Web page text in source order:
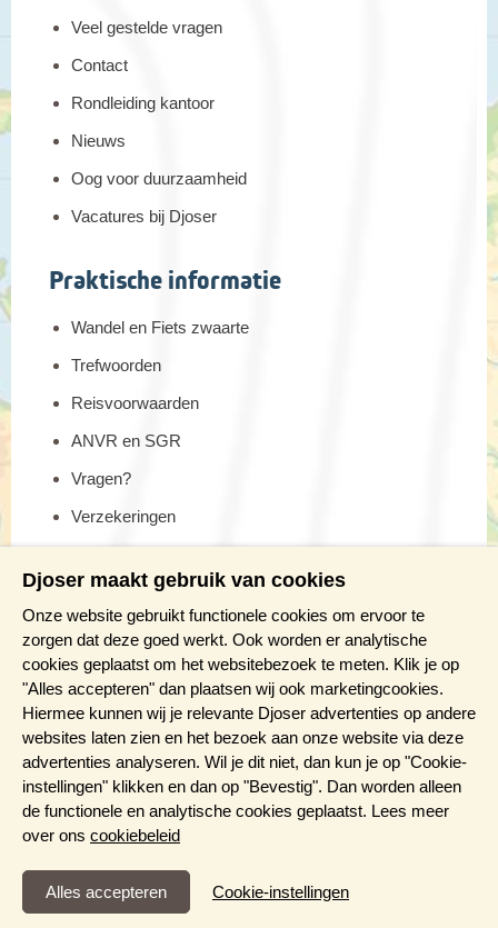
Veel gestelde vragen
Contact
Rondleiding kantoor
Nieuws
Oog voor duurzaamheid
Vacatures bij Djoser
Praktische informatie
Wandel en Fiets zwaarte
Trefwoorden
Reisvoorwaarden
ANVR en SGR
Vragen?
Verzekeringen
Meer weten?
Brochure aanvragen
Presentaties en Infodagen
Aanmelden nieuwsbrief
Djoser maakt gebruik van cookies
Onze website gebruikt functionele cookies om ervoor te
zorgen dat deze goed werkt. Ook worden er analytische
cookies geplaatst om het websitebezoek te meten. Klik je op
"Alles accepteren" dan plaatsen wij ook marketingcookies.
Hiermee kunnen wij je relevante Djoser advertenties op andere
websites laten zien en het bezoek aan onze website via deze
advertenties analyseren. Wil je dit niet, dan kun je op "Cookie-
instellingen" klikken en dan op "Bevestig". Dan worden alleen
de functionele en analytische cookies geplaatst. Lees meer
over ons cookiebeleid
Cookies die er voor zorgen dat de website naar behoren
Cookie-instellingen